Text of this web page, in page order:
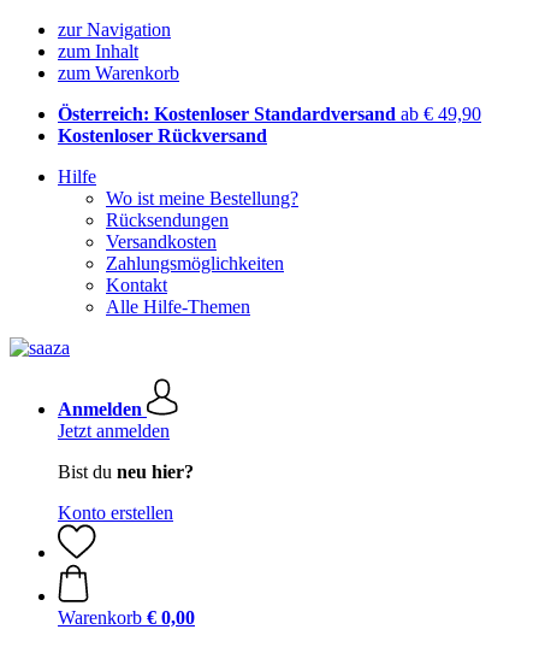
zur Navigation
zum Inhalt
zum Warenkorb
Österreich: Kostenloser Standardversand ab € 49,90
Kostenloser Rückversand
Hilfe
Wo ist meine Bestellung?
Rücksendungen
Versandkosten
Zahlungsmöglichkeiten
Kontakt
Alle Hilfe-Themen
Anmelden
Jetzt anmelden
Bist du neu hier?
Konto erstellen
Warenkorb € 0,00